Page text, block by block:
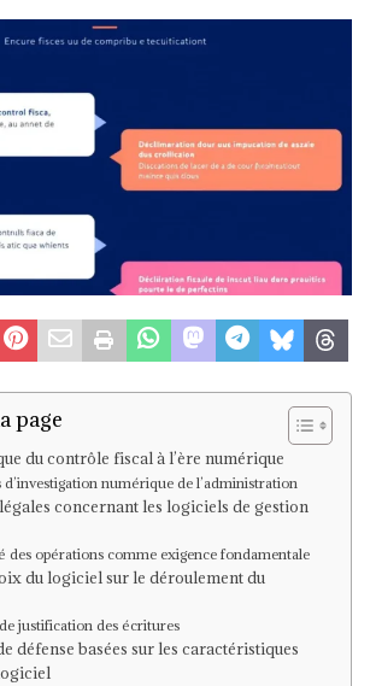
page
du contrôle fiscal à l’ère numérique
d’investigation numérique de l’administration
concernant les logiciels de gestion
des opérations comme exigence fondamentale
du logiciel sur le déroulement du
justification des écritures
défense basées sur les caractéristiques